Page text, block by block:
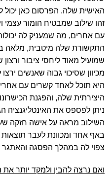
האישית שלה. הפרסום כאן יכול
זהו שילוב שמבטיח הומור עצמי
עם אחרים, מה שמעניק לה
התקשורת שלה מיטבית, מלאה
שמועיל מאוד ליחסי ציבור
מכיוון שסיכוי גבוה שאנשים
היא תוכל לאחד קשרים עם
היצירתית שלה, והפגנת
ניתן לפספס את האינטליגנציה
השילוב מראה על אישה חזקה
באף אחד ומכוונת לעבר תוצאות
צפוי לה במהלך הפסגה והאתגר
ואם נרצה להבין ולמקד יותר